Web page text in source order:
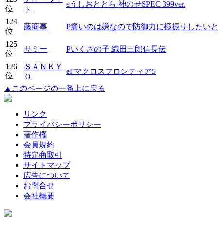
位
ト
eうしおととら 神のせSPEC 399ver.
124
位
藤商事 P痛いのは嫌なので防御力に極振りしたい
125
位
サミー Pいくさの子 織田三郎信長伝
126
位
ＳＡＮＫＹ
Ｏ
eFマクロスフロンティア5
▲このページの一番上に戻る
リンク
プライバシーポリシー
著作権
会員規約
特定商取引
サイトマップ
広告について
お問合せ
会社概要